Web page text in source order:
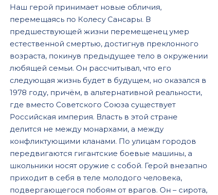
Наш герой принимает новые обличия,
перемещаясь по Колесу Сансары. В
предшествующей жизни перемещенец умер
естественной смертью, достигнув преклонного
возраста, покинув предыдущее тело в окружении
любящей семьи. Он рассчитывал, что его
следующая жизнь будет в будущем, но оказался в
1978 году, причём, в альтернативной реальности,
где вместо Советского Союза существует
Российская империя. Власть в этой стране
делится не между монархами, а между
конфликтующими кланами. По улицам городов
передвигаются гигантские боевые машины, а
школьники носят оружие с собой. Герой внезапно
приходит в себя в теле молодого человека,
подвергающегося побоям от врагов. Он – сирота,